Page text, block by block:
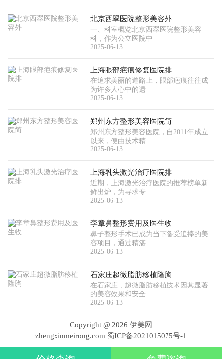
北京西翠医院整形美容外
一、科室概览北京西翠医院整形美容
科，作为公立医院中
2025-06-13
上海眼部疤痕修复医院排
在追求美丽的道路上，眼部疤痕往往成
为许多人心中的遗
2025-06-13
郑州东方整形美容医院简
郑州东方整形美容医院，自2011年成立
以来，便由技术精
2025-06-13
上海乳头激光治疗医院排
近期，上海激光治疗医院的推荐榜单新
鲜出炉，为寻求专
2025-06-13
李章鼻整形费用及医生收
鼻子整形手术已成为当下备受追捧的美
容项目，通过精湛
2025-06-13
石家庄超微脂肪移植隆胸
在石家庄，超微脂肪移植技术因其显著
的美容效果和安全
2025-06-13
Copyright @ 2026 伊美网
zhengxinmeirong.com 蜀ICP备2021015075号-1